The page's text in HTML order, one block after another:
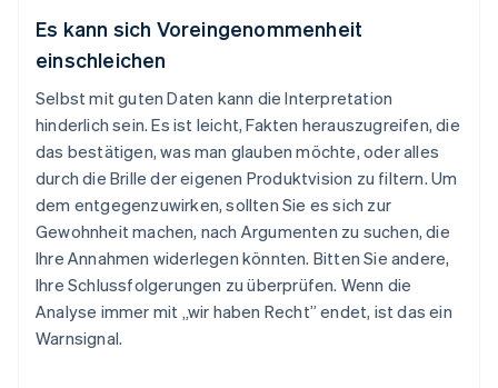
Es kann sich Voreingenommenheit
einschleichen
Selbst mit guten Daten kann die Interpretation
hinderlich sein. Es ist leicht, Fakten herauszugreifen, die
das bestätigen, was man glauben möchte, oder alles
durch die Brille der eigenen Produktvision zu filtern. Um
dem entgegenzuwirken, sollten Sie es sich zur
Gewohnheit machen, nach Argumenten zu suchen, die
Ihre Annahmen widerlegen könnten. Bitten Sie andere,
Ihre Schlussfolgerungen zu überprüfen. Wenn die
Analyse immer mit „wir haben Recht” endet, ist das ein
Warnsignal.